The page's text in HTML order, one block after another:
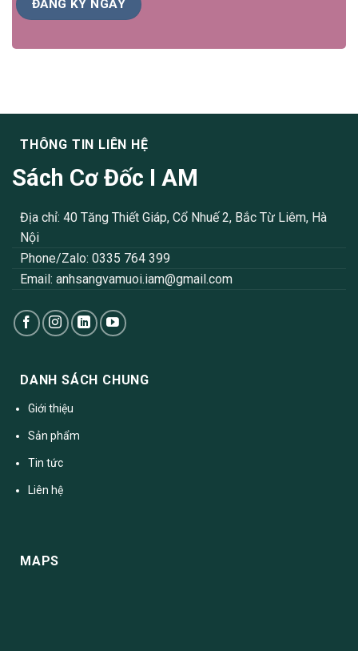
THÔNG TIN LIÊN HỆ
Sách Cơ Đốc I AM
Địa chỉ: 40 Tăng Thiết Giáp, Cổ Nhuế 2, Bắc Từ Liêm, Hà
Nội
Phone/Zalo: 0335 764 399
Email: anhsangvamuoi.iam@gmail.com
DANH SÁCH CHUNG
Giới thiệu
Sản phẩm
Tin tức
Liên hệ
MAPS